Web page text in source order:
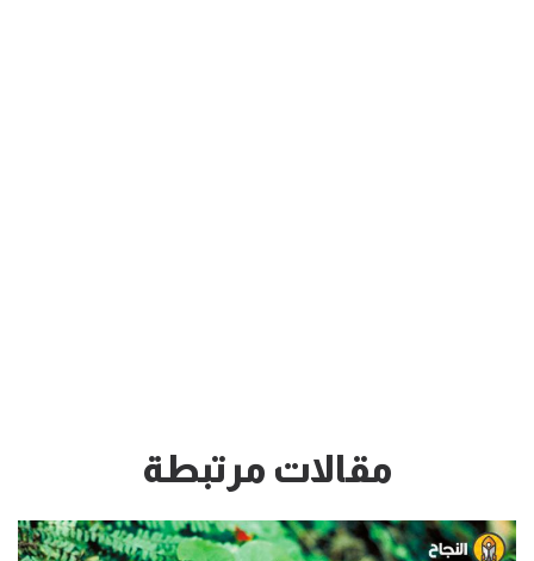
مقالات مرتبطة